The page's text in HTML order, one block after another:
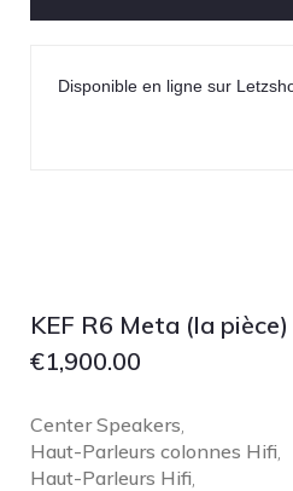
Disponible en ligne sur
KEF R6 Meta (la pièce)
€1,900.00
Center Speakers
Haut-Parleurs colonnes Hifi
Haut-Parleurs Hifi